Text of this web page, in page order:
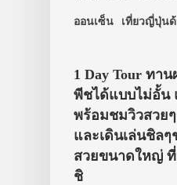
ออนเซ็น เที่ยวญี่ปุ่นด้
1 Day Tour ทา
พีชได้แบบไม่อั้น
พร้อมชมวิวสวย
และเดินเล่นชิล
สวยขนาดใหญ่
ชิ